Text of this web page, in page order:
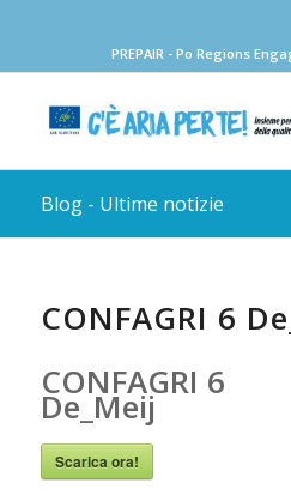
PREPAIR - Po Regions
Blog - Ultime notizie
CONFAGRI 6
CONFAGRI 6
De_Meij
Scarica ora!